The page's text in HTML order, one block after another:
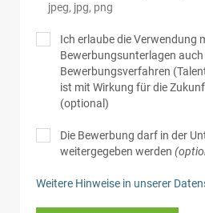
jpeg, jpg, png
Ich erlaube die Verwendung
Bewerbungsunterlagen
Bewerbungsverfahren
ist mit Wirkung für die
(optional)
Die Bewerbung darf in der
weitergegeben werden
Weitere Hinweise in unserer